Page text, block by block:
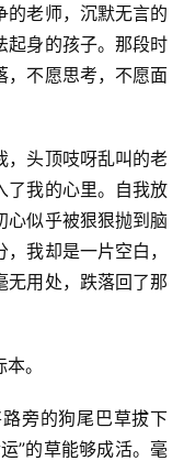
的老师，沉默无言的
起身的孩子。那段时
，不愿思考，不愿面
，头顶吱呀乱叫的老
了我的心里。自我放
心似乎被狠狠抛到脑
我却是一片空白，
无用处，跌落回了那
。
旁的狗尾巴草拔下
”的草能够成活。毫